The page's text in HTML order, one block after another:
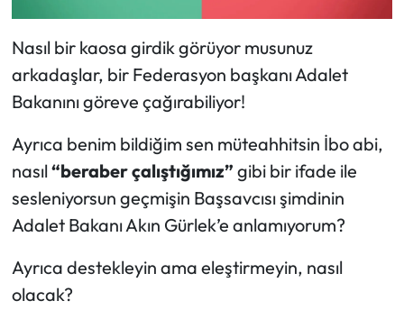
Nasıl bir kaosa girdik görüyor musunuz
arkadaşlar, bir Federasyon başkanı Adalet
Bakanını göreve çağırabiliyor!
Ayrıca benim bildiğim sen müteahhitsin İbo abi,
nasıl“beraber çalıştığımız” gibi bir ifade ile
sesleniyorsun geçmişin Başsavcısı şimdinin
Adalet Bakanı Akın Gürlek’e anlamıyorum?
Ayrıca destekleyin ama eleştirmeyin, nasıl
olacak?